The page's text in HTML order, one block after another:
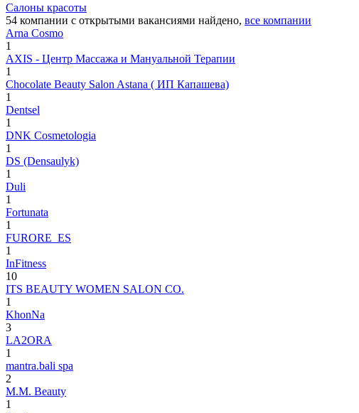
Салоны красоты
54 компании с открытыми вакансиями найдено, все компании
Arna Cosmo
1
AXIS - Центр Массажа и Мануальной Терапии
1
Chocolate Beauty Salon Astana ( ИП Капашева)
1
Dentsel
1
DNK Cosmetologia
1
DS (Densaulyk)
1
Duli
1
Fortunata
1
FURORE_ES
1
InFitness
10
ITS BEAUTY WOMEN SALON CO.
1
KhonNa
3
LA2ORA
1
mantra.bali spa
2
M.M. Beauty
1